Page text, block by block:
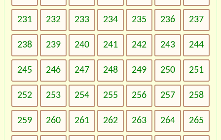
231 232 233 234 235 236 237
238 239 240 241 242 243 244
245 246 247 248 249 250 251
252 253 254 255 256 257 258
259 260 261 262 263 264 265